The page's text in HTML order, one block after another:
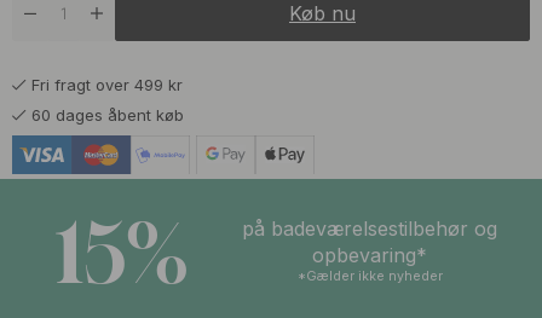
Køb nu
Fri fragt over 499 kr
60 dages åbent køb
15%
på badeværelsestilbehør og
opbevaring*
*Gælder ikke nyheder